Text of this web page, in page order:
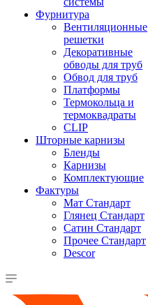
Фурнитура
Вентиляционные
решетки
Декоративные
обводы для труб
Обвод для труб
Платформы
Термокольца и
термоквадраты
CLIP
Шторные карнизы
Бленды
Карнизы
Комплектующие
Фактуры
Мат Стандарт
Глянец Стандарт
Сатин Стандарт
Прочее Стандарт
Descor